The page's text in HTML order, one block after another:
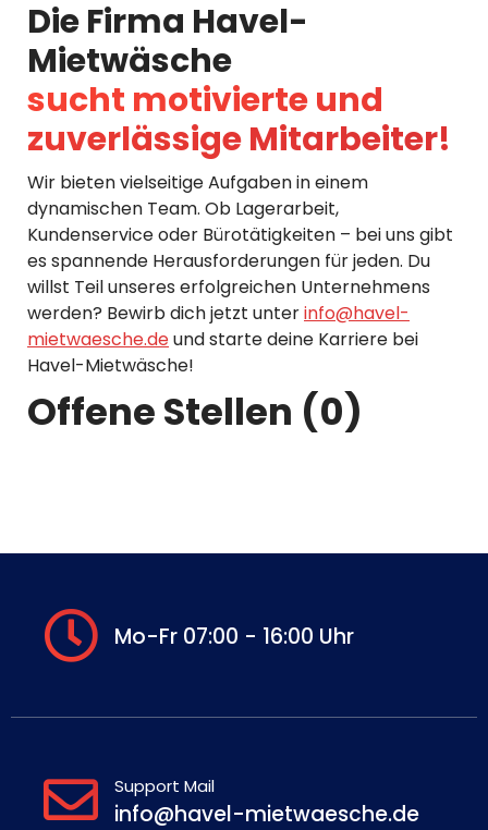
Die Firma Havel-
Mietwäsche
sucht motivierte und
zuverlässige Mitarbeiter!
Wir bieten vielseitige Aufgaben in einem
dynamischen Team. Ob Lagerarbeit,
Kundenservice oder Bürotätigkeiten – bei uns gibt
es spannende Herausforderungen für jeden. Du
willst Teil unseres erfolgreichen Unternehmens
werden? Bewirb dich jetzt unterinfo@havel-
mietwaesche.deund starte deine Karriere bei
Havel-Mietwäsche!
Offene Stellen (0)
Mo-Fr 07:00 - 16:00 Uhr
Support Mail
info@havel-mietwaesche.de